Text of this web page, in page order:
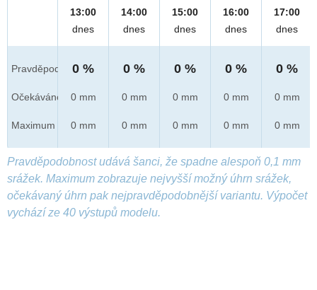
Pravděpod.
Očekáváno
Maximum
13:00
dnes
0 %
0 mm
0 mm
14:00
dnes
0 %
0 mm
0 mm
15:00
dnes
0 %
0 mm
0 mm
16:00
dnes
0 %
0 mm
0 mm
17:00
dnes
0 %
0 mm
0 mm
Pravděpodobnost udává šanci, že spadne alespoň 0,1 mm
srážek. Maximum zobrazuje nejvyšší možný úhrn srážek,
očekávaný úhrn pak nejpravděpodobnější variantu. Výpočet
vychází ze 40 výstupů modelu.